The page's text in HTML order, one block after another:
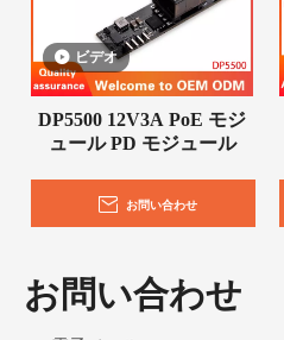
ビデオ
DP5500 12V3A PoE モジ
ュール PD モジュール
お問い合わせ
お問い合わせ